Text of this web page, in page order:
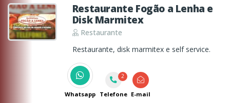
Restaurante Fogão a Lenha e
Disk Marmitex
Restaurante
Restaurante, disk marmitex e self service.
Whatsapp
2
Telefone E-mail